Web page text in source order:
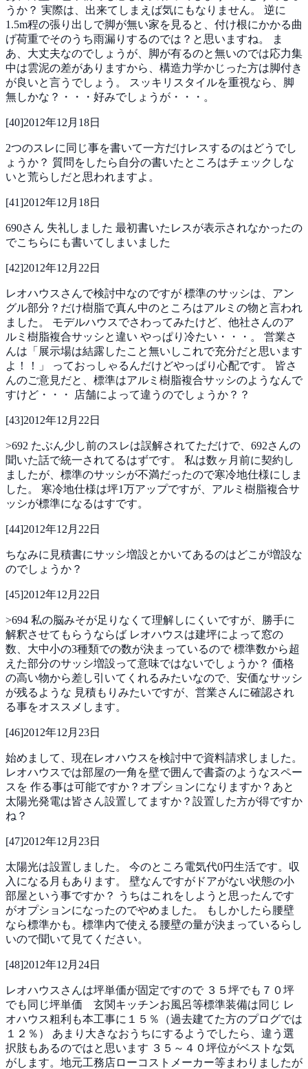
うか？ 実際は、出来てしまえば気にもなりません。 逆に
1.5m程の張り出しで脚が無い家を見ると、付け根にかかる曲
げ荷重でそのうち雨漏りするのでは？と思いますね。
ま
あ、大丈夫なのでしょうが、脚が有るのと無いのでは応力集
中は雲泥の差がありますから、構造力学かじった方は脚付き
が良いと言うでしょう。
スッキリスタイルを重視なら、脚
無しかな？・・・好みでしょうが・・・。
[40]2012年12月18日
2つのスレに同じ事を書いて一方だけレスするのはどうでし
ょうか？ 質問をしたら自分の書いたところはチェックしな
いと荒らしだと思われますよ。
[41]2012年12月18日
690さん 失礼しました 最初書いたレスが表示されなかったの
でこちらにも書いてしまいました
[42]2012年12月22日
レオハウスさんで検討中なのですが 標準のサッシは、アン
グル部分？だけ樹脂で真ん中のところはアルミの物と言われ
ました。 モデルハウスでさわってみたけど、他社さんのア
ルミ樹脂複合サッシと違い やっぱり冷たい・・・。 営業さ
んは「展示場は結露したこと無いしこれで充分だと思います
よ！！」
っておっしゃるんだけどやっぱり心配です。 皆さ
んのご意見だと、標準はアルミ樹脂複合サッシのようなんで
すけど・・・
店舗によって違うのでしょうか？？
[43]2012年12月22日
>692 たぶん少し前のスレは誤解されてただけで、692さんの
聞いた話で統一されてるはずです。 私は数ヶ月前に契約し
ましたが、標準のサッシが不満だったので寒冷地仕様にしま
した。 寒冷地仕様は坪1万アップですが、アルミ樹脂複合サ
ッシが標準になるはすです。
[44]2012年12月22日
ちなみに見積書にサッシ増設とかいてあるのはどこが増設な
のでしょうか？
[45]2012年12月22日
>694 私の脳みそが足りなくて理解しにくいですが、勝手に
解釈させてもらうならば レオハウスは建坪によって窓の
数、大中小の3種類での数が決まっているので標準数から超
えた部分のサッシ増設って意味ではないでしょうか？ 価格
の高い物から差し引いてくれるみたいなので、安価なサッシ
が残るような 見積もりみたいですが、営業さんに確認され
る事をオススメします。
[46]2012年12月23日
始めまして、現在レオハウスを検討中で資料請求しました。
レオハウスでは部屋の一角を壁で囲んで書斎のようなスペー
スを 作る事は可能ですか？オプションになりますか？あと
太陽光発電は皆さん設置してますか？設置した方が得ですか
ね？
[47]2012年12月23日
太陽光は設置しました。 今のところ電気代0円生活です。収
入になる月もあります。 壁なんですがドアがない状態の小
部屋という事ですか？
うちはこれをしようと思ったんです
がオプションになったのでやめました。
もしかしたら腰壁
なら標準かも。標準内で使える腰壁の量が決まっているらし
いので聞いて見てください。
[48]2012年12月24日
レオハウスさんは坪単価が固定ですので ３５坪でも７０坪
でも同じ坪単価 玄関キッチンお風呂等標準装備は同じ レ
オハウス粗利も本工事に１５％（過去建てた方のプログでは
１２％） あまり大きなおうちにするようでしたら、違う選
択肢もあるのではと思います ３５～４０坪位がベストな気
がします。地元工務店ローコストメーカー等まわりましたが